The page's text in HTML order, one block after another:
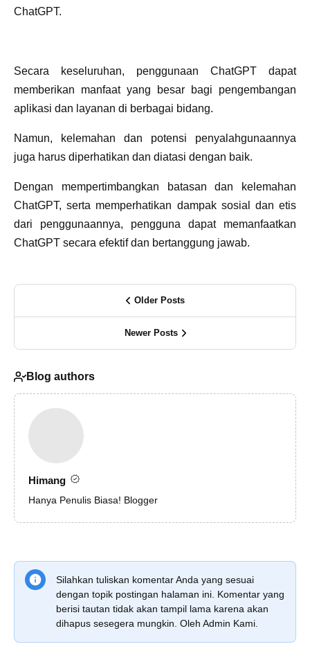
ChatGPT.
Secara keseluruhan, penggunaan ChatGPT dapat
memberikan manfaat yang besar bagi pengembangan
aplikasi dan layanan di berbagai bidang.
Namun, kelemahan dan potensi penyalahgunaannya
juga harus diperhatikan dan diatasi dengan baik.
Dengan mempertimbangkan batasan dan kelemahan
ChatGPT, serta memperhatikan dampak sosial dan etis
dari penggunaannya, pengguna dapat memanfaatkan
ChatGPT secara efektif dan bertanggung jawab.
Older Posts
Newer Posts
Blog authors
Himang
Hanya Penulis Biasa! Blogger
Silahkan tuliskan komentar Anda yang sesuai
dengan topik postingan halaman ini. Komentar yang
berisi tautan tidak akan tampil lama karena akan
dihapus sesegera mungkin. Oleh Admin Kami.